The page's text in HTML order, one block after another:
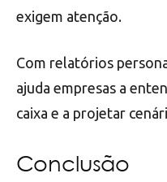
exigem atenção.
Com relatórios
ajuda empresas a
caixa e a projetar
Conclusão